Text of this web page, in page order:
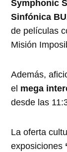
Symphonic
Sinfónica
de películas
Misión
Además,
el mega
desde las
La oferta
exposiciones